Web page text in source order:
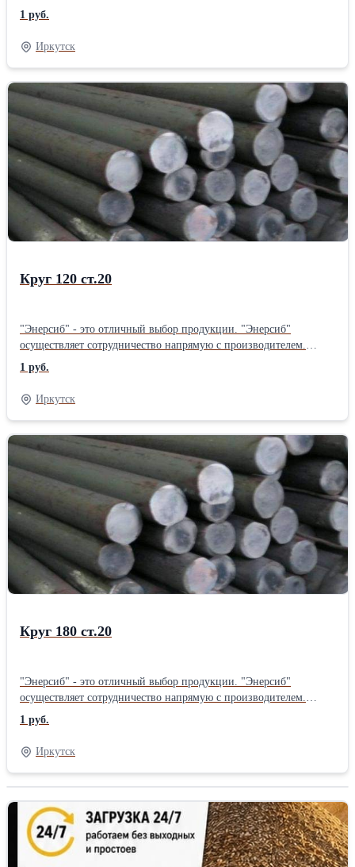
"Энерсиб" осуществляет отправку товаров по всей территории
РОССИИ.
1 руб.
Иркутск
Круг 120 ст.20
"Энерсиб" - это отличный выбор продукции. "Энерсиб"
осуществляет сотрудничество напрямую с производителем.
"Энерсиб" осуществляет отправку товаров по всей территории
РОССИИ.
1 руб.
Иркутск
Круг 180 ст.20
"Энерсиб" - это отличный выбор продукции. "Энерсиб"
осуществляет сотрудничество напрямую с производителем.
"Энерсиб" осуществляет отправку товаров по всей территории
РОССИИ.
1 руб.
Иркутск